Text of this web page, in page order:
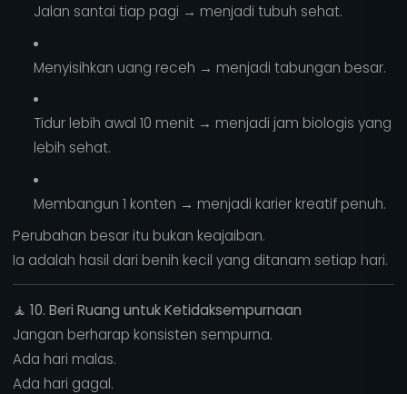
Jalan santai tiap pagi → menjadi tubuh sehat.
Menyisihkan uang receh → menjadi tabungan besar.
Tidur lebih awal 10 menit → menjadi jam biologis yang
lebih sehat.
Membangun 1 konten → menjadi karier kreatif penuh.
Perubahan besar itu bukan keajaiban.
Ia adalah hasil dari benih kecil yang ditanam setiap hari.
🧘 10. Beri Ruang untuk Ketidaksempurnaan
Jangan berharap konsisten sempurna.
Ada hari malas.
Ada hari gagal.